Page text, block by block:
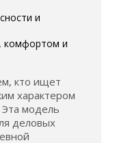
и
комфортом и
кто ищет
характером
модель
деловых